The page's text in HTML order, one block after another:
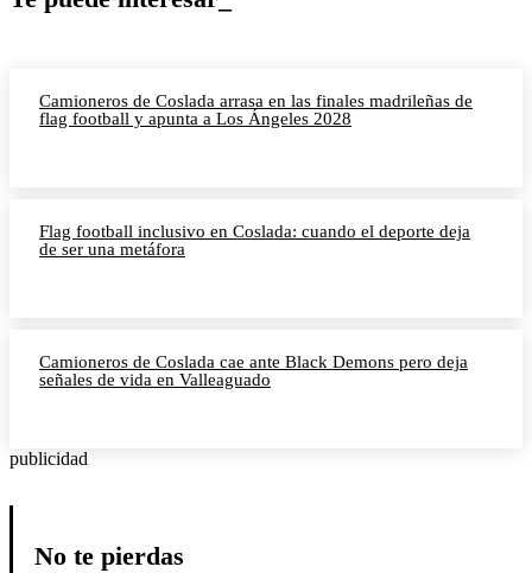
Camioneros de Coslada arrasa en las finales madrileñas de
flag football y apunta a Los Ángeles 2028
Flag football inclusivo en Coslada: cuando el deporte deja
de ser una metáfora
Camioneros de Coslada cae ante Black Demons pero deja
señales de vida en Valleaguado
publicidad
No te pierdas